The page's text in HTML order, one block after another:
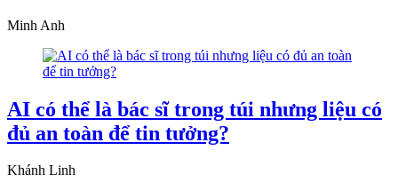
Minh Anh
AI có thể là bác sĩ trong túi nhưng liệu có
đủ an toàn để tin tưởng?
Khánh Linh